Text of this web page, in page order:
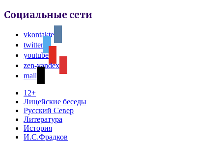
Социальные сети
vkontakte
twitter
youtube
zen-yandex
mail
12+
Лицейские беседы
Русский Север
Литература
История
И.С.Фрадков